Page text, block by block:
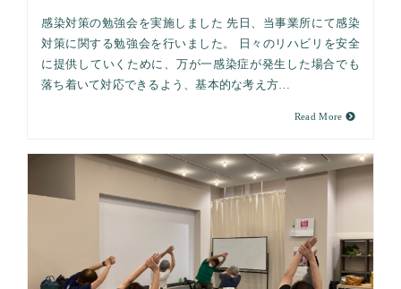
感染対策の勉強会を実施しました 先日、当事業所にて感染
対策に関する勉強会を行いました。 日々のリハビリを安全
に提供していくために、万が一感染症が発生した場合でも
落ち着いて対応できるよう、基本的な考え方…
Read More